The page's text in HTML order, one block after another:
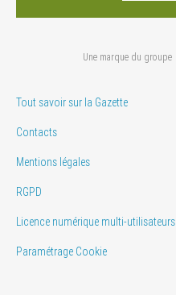
Une marque du groupe
Tout savoir sur la Gazette
Contacts
Mentions légales
RGPD
Licence numérique multi-utilisateurs
Paramétrage Cookie